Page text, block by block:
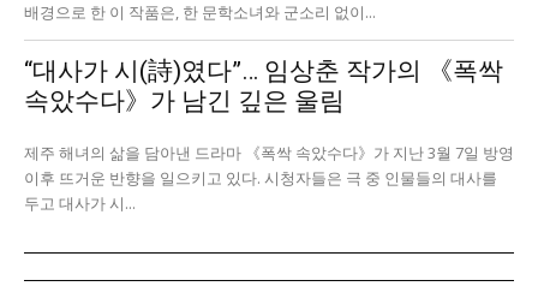
배경으로 한 이 작품은, 한 문학소녀와 군소리 없이...
“대사가 시(詩)였다”… 임상춘 작가의 《폭싹
속았수다》가 남긴 깊은 울림
제주 해녀의 삶을 담아낸 드라마 《폭싹 속았수다》가 지난 3월 7일 방영
이후 뜨거운 반향을 일으키고 있다. 시청자들은 극 중 인물들의 대사를
두고 대사가 시...